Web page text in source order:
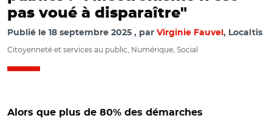
pas voué à disparaître"
Publié le 18 septembre 2025 par Virginie Fauvel , Localtis
Citoyenneté et services au public, Numérique, Social
Alors que plus de 80% des démarches